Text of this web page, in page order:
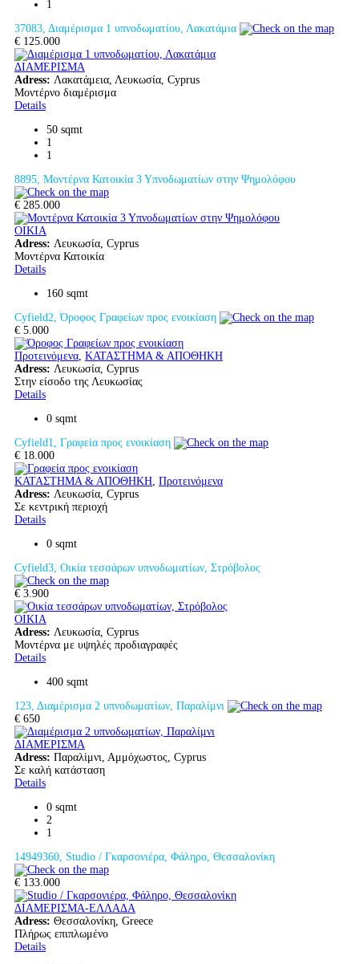
1
37083, Διαμέρισμα 1 υπνοδωματίου, Λακατάμια
€ 125.000
ΔΙΑΜΕΡΙΣΜΑ
Adress: Λακατάμεια, Λευκωσία, Cyprus
Μοντέρνο διαμέρισμα
Details
50 sqmt
1
1
8895, Μοντέρνα Κατοικία 3 Υπνοδωματίων στην Ψημολόφου
€ 285.000
ΟΙΚΙΑ
Adress: Λευκωσία, Cyprus
Μοντέρνα Κατοικία
Details
160 sqmt
Cyfield2, Όροφος Γραφείων προς ενοικίαση
€ 5.000
Προτεινόμενα, ΚΑΤΑΣΤΗΜΑ & ΑΠΟΘΗΚΗ
Adress: Λευκωσία, Cyprus
Στην είσοδο της Λευκωσίας
Details
0 sqmt
Cyfield1, Γραφεία προς ενοικίαση
€ 18.000
ΚΑΤΑΣΤΗΜΑ & ΑΠΟΘΗΚΗ, Προτεινόμενα
Adress: Λευκωσία, Cyprus
Σε κεντρική περιοχή
Details
0 sqmt
Cyfield3, Οικία τεσσάρων υπνοδωματίων, Στρόβολος
€ 3.900
ΟΙΚΙΑ
Adress: Λευκωσία, Cyprus
Μοντέρνα με υψηλές προδιαγραφές
Details
400 sqmt
123, Διαμέρισμα 2 υπνοδωματίων, Παραλίμνι
€ 650
ΔΙΑΜΕΡΙΣΜΑ
Adress: Παραλίμνι, Αμμόχωστος, Cyprus
Σε καλή κατάσταση
Details
0 sqmt
2
1
14949360, Studio / Γκαρσονιέρα, Φάληρο, Θεσσαλονίκη
€ 133.000
ΔΙΑΜΕΡΙΣΜΑ-ΕΛΛΑΔΑ
Adress: Θεσσαλονίκη, Greece
Πλήρως επιπλωμένο
Details